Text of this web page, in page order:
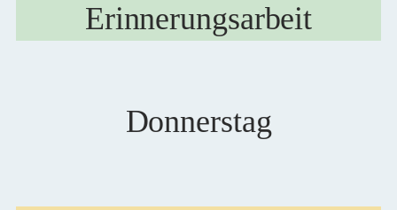
Erinnerungsarbeit
Donnerstag